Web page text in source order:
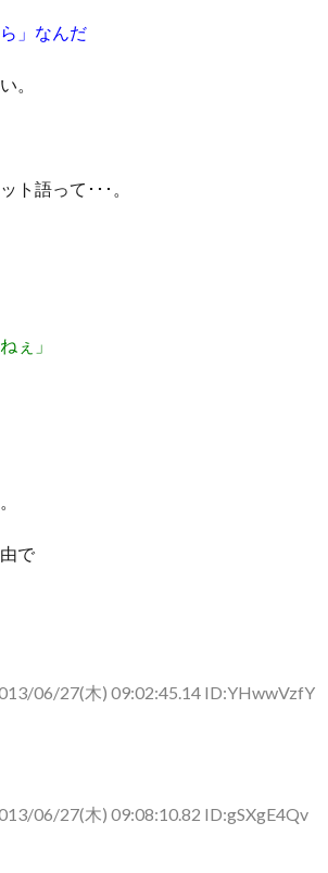
」なんだ
。
ト語って･･･。
ぇ」
で
06/27(木) 09:02:45.14 ID:YHwwVzfY
06/27(木) 09:08:10.82 ID:gSXgE4Qv